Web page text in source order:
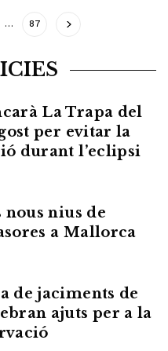
… 87
La Trapa del
per evitar la
durant l’eclipsi
nous nius de
a Mallorca
de jaciments de
ajuts per a la